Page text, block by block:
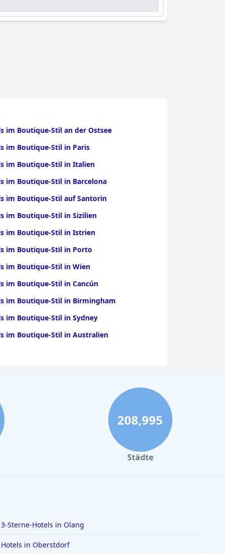
im Boutique-Stil an der Ostsee
im Boutique-Stil in Paris
im Boutique-Stil in Italien
im Boutique-Stil in Barcelona
im Boutique-Stil auf Santorin
im Boutique-Stil in Sizilien
im Boutique-Stil in Istrien
im Boutique-Stil in Porto
im Boutique-Stil in Wien
im Boutique-Stil in Cancún
im Boutique-Stil in Birmingham
im Boutique-Stil in Sydney
im Boutique-Stil in Australien
208,995
Städte
3-Sterne-Hotels in Olang
Hotels in Oberstdorf